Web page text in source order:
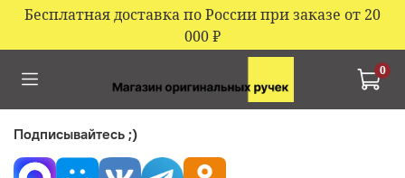
Бесплатная доставка по России при заказе от 20
000₽
0
Подписывайтесь ;)